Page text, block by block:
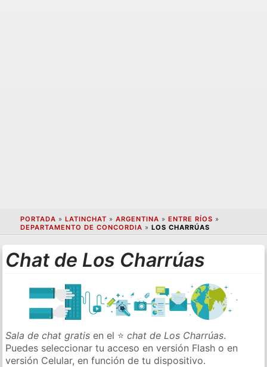
PORTADA » LATINCHAT » ARGENTINA » ENTRE RÍOS »
DEPARTAMENTO DE CONCORDIA » LOS CHARRÚAS
Chat de Los Charrúas
Sala de chat gratis en el ⭐chat de Los Charrúas.
Puedes seleccionar tu acceso en versión Flash o en
versión Celular, en función de tu dispositivo.